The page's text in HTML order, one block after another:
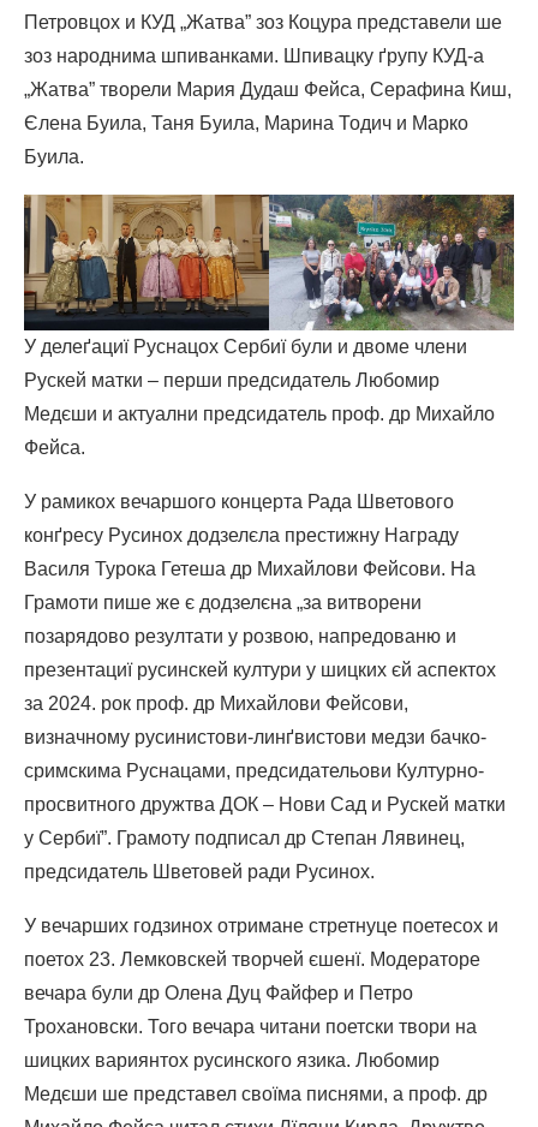
Петровцох и КУД „Жатва” зоз Коцура представели ше
зоз народнима шпиванками. Шпивацку ґрупу КУД-а
„Жатва” творели Мария Дудаш Фейса, Серафина Киш,
Єлена Буила, Таня Буила, Марина Тодич и Марко
Буила.
У делеґациї Руснацох Сербиї були и двоме члени
Рускей матки – перши предсидатель Любомир
Медєши и актуални предсидатель проф. др Михайло
Фейса.
У рамикох вечаршого концерта Рада Шветового
конґресу Русинох додзелєла престижну Награду
Василя Турока Гетеша др Михайлови Фейсови. На
Грамоти пише же є додзелєна „за витворени
позарядово резултати у розвою, напредованю и
презентациї русинскей култури у шицких єй аспектох
за 2024. рок проф. др Михайлови Фейсови,
визначному русинистови-линґвистови медзи бачко-
сримскима Руснацами, предсидательови Културно-
просвитного дружтва ДОК – Нови Сад и Рускей матки
у Сербиї”. Грамоту подписал др Степан Лявинец,
предсидатель Шветовей ради Русинох.
У вечарших годзинох отримане стретнуце поетесох и
поетох 23. Лемковскей творчей єшенї. Модераторе
вечара були др Олена Дуц Файфер и Петро
Трохановски. Того вечара читани поетски твори на
шицких вариянтох русинского язика. Любомир
Медєши ше представел своїма писнями, а проф. др